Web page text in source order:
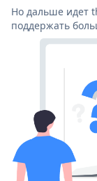
Но дальше идет
поддержать